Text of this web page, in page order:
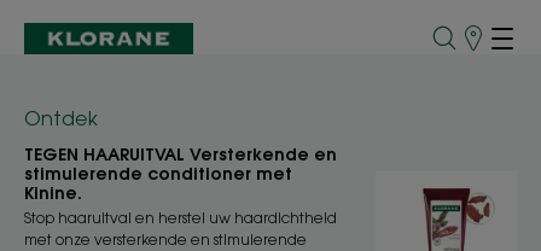
Ontdek
TEGEN HAARUITVAL Versterkende en
stimulerende conditioner met
Kinine.
Stop haaruitval en herstel uw haardichtheid
met onze versterkende en stimulerende